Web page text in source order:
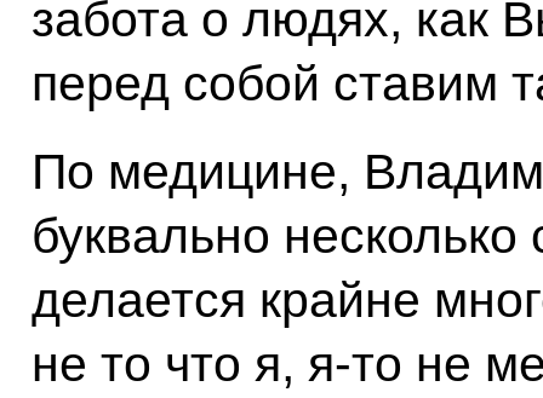
забота о людях, как
перед собой ставим
По медицине,
буквально
делается крайне
не то что я, я-то не